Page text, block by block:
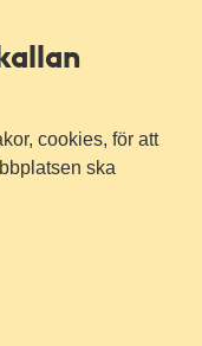
cookies, för att
ska